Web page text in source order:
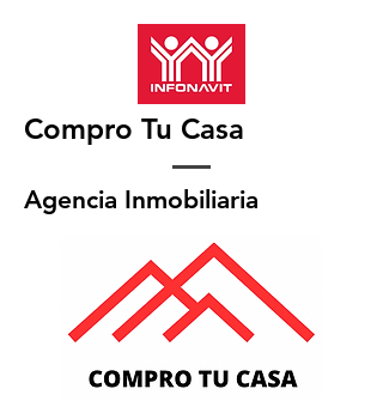
Compro Tu Casa
Agencia Inmobiliaria